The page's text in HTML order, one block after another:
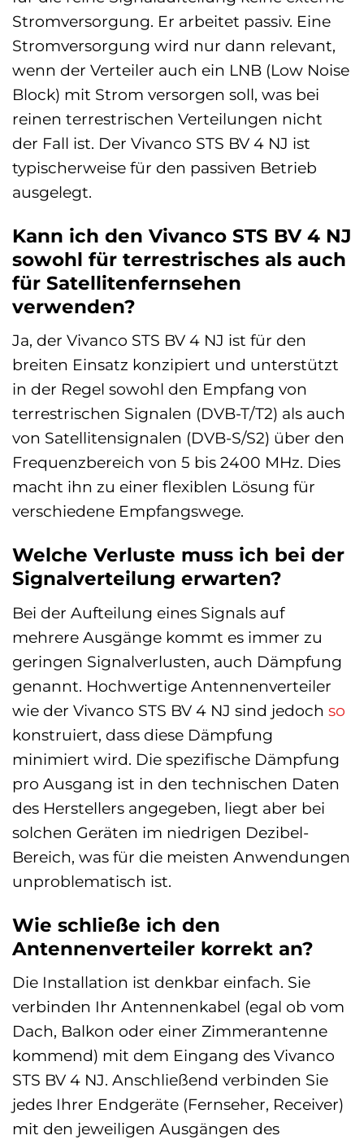
Stromversorgung. Er arbeitet passiv. Eine
Stromversorgung wird nur dann relevant,
wenn der Verteiler auch ein LNB (Low Noise
Block) mit Strom versorgen soll, was bei
reinen terrestrischen Verteilungen nicht
der Fall ist. Der Vivanco STS BV 4 NJ ist
typischerweise für den passiven Betrieb
ausgelegt.
Kann ich den Vivanco STS BV 4 NJ
sowohl für terrestrisches als auch
für Satellitenfernsehen
verwenden?
Ja, der Vivanco STS BV 4 NJ ist für den
breiten Einsatz konzipiert und unterstützt
in der Regel sowohl den Empfang von
terrestrischen Signalen (DVB-T/T2) als auch
von Satellitensignalen (DVB-S/S2) über den
Frequenzbereich von 5 bis 2400 MHz. Dies
macht ihn zu einer flexiblen Lösung für
verschiedene Empfangswege.
Welche Verluste muss ich bei der
Signalverteilung erwarten?
Bei der Aufteilung eines Signals auf
mehrere Ausgänge kommt es immer zu
geringen Signalverlusten, auch Dämpfung
genannt. Hochwertige Antennenverteiler
wie der Vivanco STS BV 4 NJ sind jedoch so
konstruiert, dass diese Dämpfung
minimiert wird. Die spezifische Dämpfung
pro Ausgang ist in den technischen Daten
des Herstellers angegeben, liegt aber bei
solchen Geräten im niedrigen Dezibel-
Bereich, was für die meisten Anwendungen
unproblematisch ist.
Wie schließe ich den
Antennenverteiler korrekt an?
Die Installation ist denkbar einfach. Sie
verbinden Ihr Antennenkabel (egal ob vom
Dach, Balkon oder einer Zimmerantenne
kommend) mit dem Eingang des Vivanco
STS BV 4 NJ. Anschließend verbinden Sie
jedes Ihrer Endgeräte (Fernseher, Receiver)
mit den jeweiligen Ausgängen des